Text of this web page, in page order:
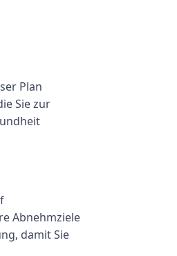
Plan
Sie zur
Abnehmziele
damit Sie